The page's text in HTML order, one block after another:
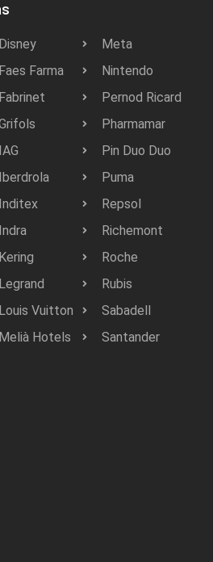
Disney
Faes Farma
Fabrinet
IAG
Iberdrola
Inditex
Indra
Kering
Legrand
Louis Vuitton
Melià Hotels
Meta
Nintendo
Pernod Ricard
Pharmamar
Pin Duo Duo
Puma
Repsol
Richemont
Roche
Rubis
Sabadell
Santander